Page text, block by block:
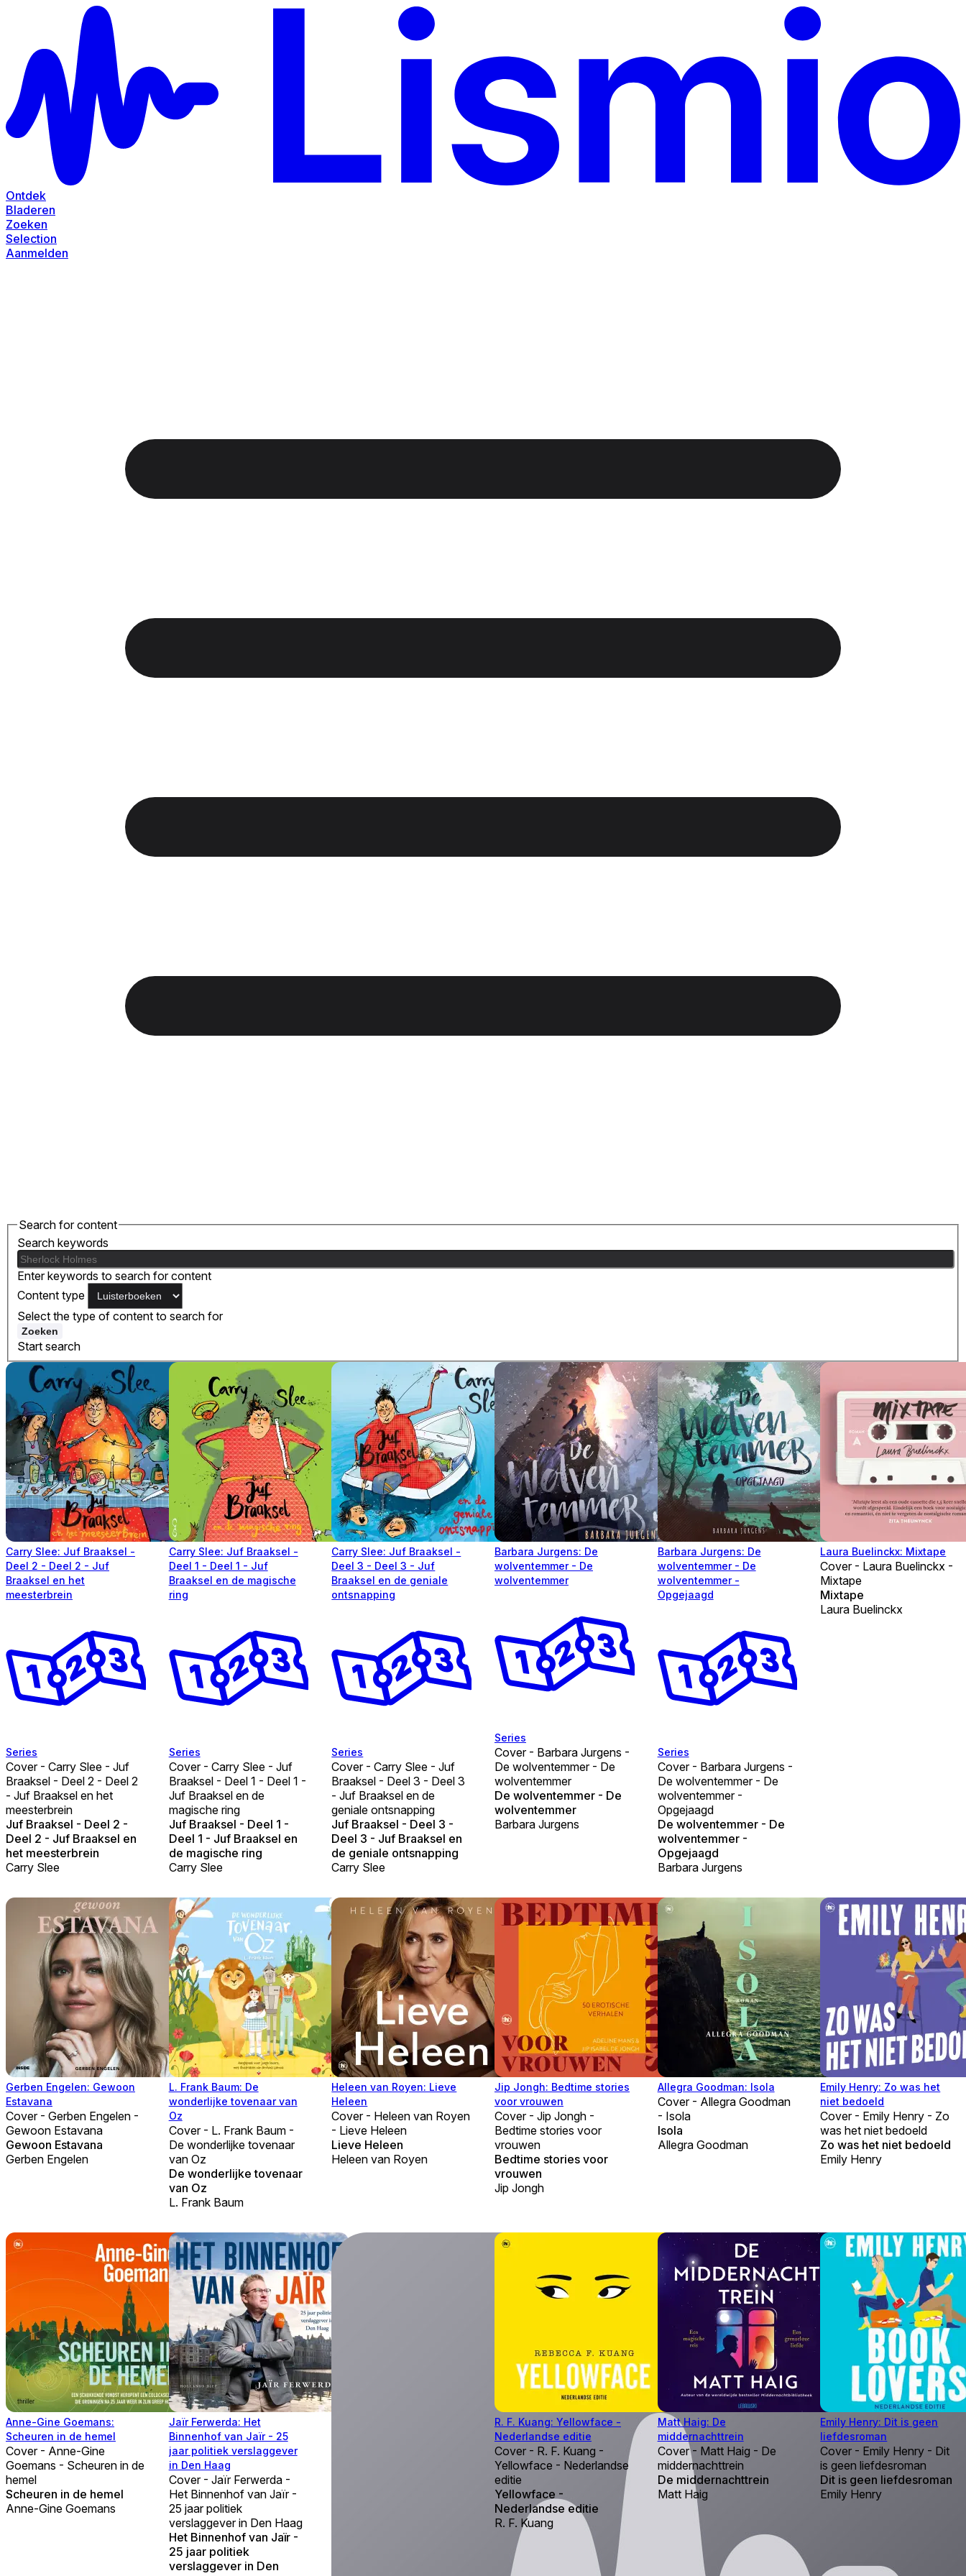
Ontdek
Bladeren
Zoeken
Selection
Aanmelden
Search for content
Search keywords
Enter keywords to search for content
Content type
Select the type of content to search for
Zoeken
Start search
Carry Slee: Juf Braaksel -
Deel 2 - Deel 2 - Juf
Braaksel en het
meesterbrein
Series
Cover - Carry Slee - Juf
Braaksel - Deel 2 - Deel 2
- Juf Braaksel en het
meesterbrein
Juf Braaksel - Deel 2 -
Deel 2 - Juf Braaksel en
het meesterbrein
Carry Slee
Carry Slee: Juf Braaksel -
Deel 1 - Deel 1 - Juf
Braaksel en de magische
ring
Series
Cover - Carry Slee - Juf
Braaksel - Deel 1 - Deel 1 -
Juf Braaksel en de
magische ring
Juf Braaksel - Deel 1 -
Deel 1 - Juf Braaksel en
de magische ring
Carry Slee
Carry Slee: Juf Braaksel -
Deel 3 - Deel 3 - Juf
Braaksel en de geniale
ontsnapping
Series
Cover - Carry Slee - Juf
Braaksel - Deel 3 - Deel 3
- Juf Braaksel en de
geniale ontsnapping
Juf Braaksel - Deel 3 -
Deel 3 - Juf Braaksel en
de geniale ontsnapping
Carry Slee
Barbara Jurgens: De
wolventemmer - De
wolventemmer
Series
Cover - Barbara Jurgens -
De wolventemmer - De
wolventemmer
De wolventemmer - De
wolventemmer
Barbara Jurgens
Barbara Jurgens: De
wolventemmer - De
wolventemmer -
Opgejaagd
Series
Cover - Barbara Jurgens -
De wolventemmer - De
wolventemmer -
Opgejaagd
De wolventemmer - De
wolventemmer -
Opgejaagd
Barbara Jurgens
Laura Buelinckx: Mixtape
Cover - Laura Buelinckx -
Mixtape
Mixtape
Laura Buelinckx
Gerben Engelen: Gewoon
Estavana
Cover - Gerben Engelen -
Gewoon Estavana
Gewoon Estavana
Gerben Engelen
L. Frank Baum: De
wonderlijke tovenaar van
Oz
Cover - L. Frank Baum -
De wonderlijke tovenaar
van Oz
De wonderlijke tovenaar
van Oz
L. Frank Baum
Heleen van Royen: Lieve
Heleen
Cover - Heleen van Royen
- Lieve Heleen
Lieve Heleen
Heleen van Royen
Jip Jongh: Bedtime stories
voor vrouwen
Cover - Jip Jongh -
Bedtime stories voor
vrouwen
Bedtime stories voor
vrouwen
Jip Jongh
Allegra Goodman: Isola
Cover - Allegra Goodman
- Isola
Isola
Allegra Goodman
Emily Henry: Zo was het
niet bedoeld
Cover - Emily Henry - Zo
was het niet bedoeld
Zo was het niet bedoeld
Emily Henry
Anne-Gine Goemans:
Scheuren in de hemel
Cover - Anne-Gine
Goemans - Scheuren in de
hemel
Scheuren in de hemel
Anne-Gine Goemans
Jaïr Ferwerda: Het
Binnenhof van Jaïr - 25
jaar politiek verslaggever
in Den Haag
Cover - Jaïr Ferwerda -
Het Binnenhof van Jaïr -
25 jaar politiek
verslaggever in Den Haag
Het Binnenhof van Jaïr -
25 jaar politiek
verslaggever in Den
R. F. Kuang: Yellowface -
Nederlandse editie
Cover - R. F. Kuang -
Yellowface - Nederlandse
editie
Yellowface -
Nederlandse editie
R. F. Kuang
Matt Haig: De
middernachttrein
Cover - Matt Haig - De
middernachttrein
De middernachttrein
Matt Haig
Emily Henry: Dit is geen
liefdesroman
Cover - Emily Henry - Dit
is geen liefdesroman
Dit is geen liefdesroman
Emily Henry